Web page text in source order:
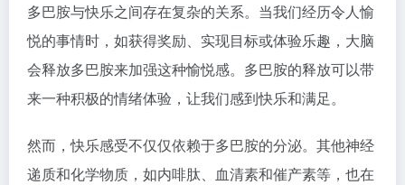
多巴胺与快乐之间存在复杂的关系。当我们经历令人愉
悦的事情时，如获得奖励、实现目标或体验乐趣，大脑
会释放多巴胺来加强这种愉悦感。多巴胺的释放可以带
来一种积极的情绪体验，让我们感到快乐和满足。
然而，快乐感受不仅仅依赖于多巴胺的分泌。其他神经
递质和化学物质，如内啡肽、血清素和催产素等，也在